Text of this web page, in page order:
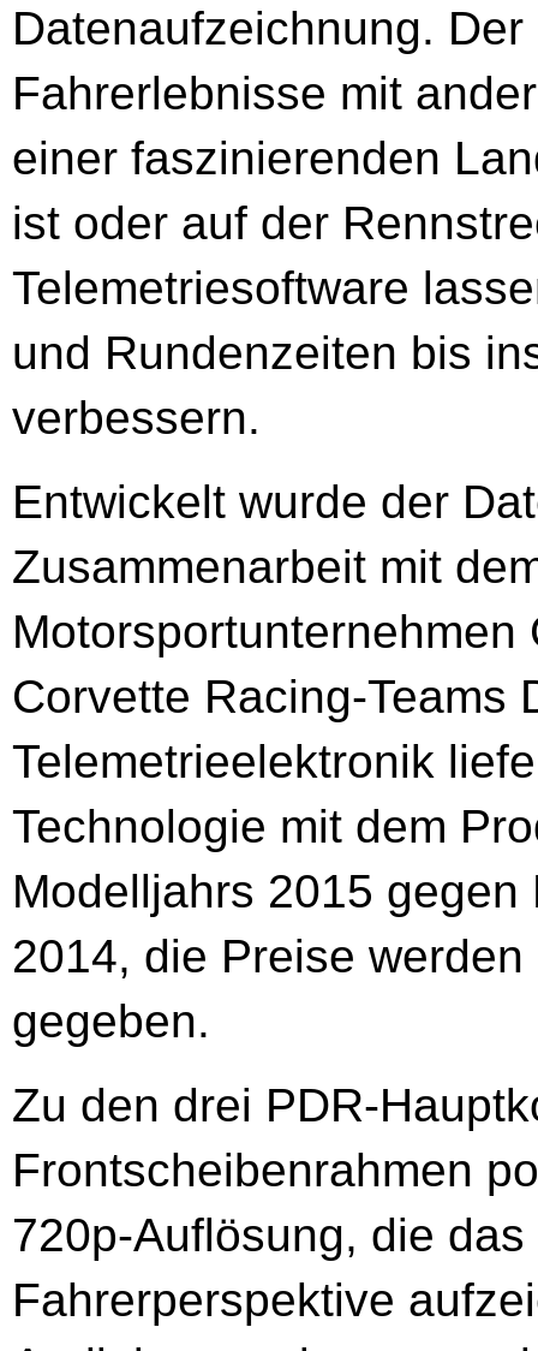
Datenaufzeichnung.
Fahrerlebnisse mit
einer faszinierenden
ist oder auf der
Telemetriesoftware
und Rundenzeiten bis
verbessern.
Entwickelt wurde der
Zusammenarbeit mit
Corvette Racing-Teams
Telemetrieelektronik
Technologie mit dem
Modelljahrs 2015
2014, die Preise
gegeben.
Zu den drei PDR-
Frontscheibenrahmen
720p-Auflösung, die
Fahrerperspektive